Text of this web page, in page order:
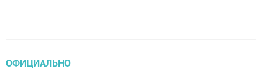
ОФИЦИАЛЬНО